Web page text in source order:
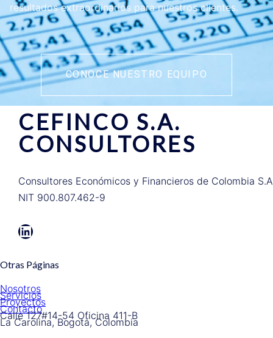
resultados extraordinarios para nuestros clientes.
CONOCE NUESTRO EQUIPO
CEFINCO S.A.
CONSULTORES
Consultores Económicos y Financieros de Colombia S.A
NIT 900.807.462-9
LinkedIn
Otras Páginas
Nosotros
Servicios
Proyectos
Contacto
Calle 127#14-54 Oficina 411-B
La Carolina, Bogotá, Colombia